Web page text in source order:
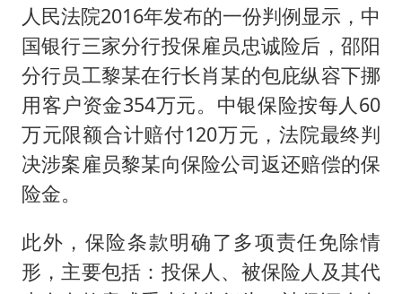
人民法院2016年发布的一份判例显示，中
国银行三家分行投保雇员忠诚险后，邵阳
分行员工黎某在行长肖某的包庇纵容下挪
用客户资金354万元。中银保险按每人60
万元限额合计赔付120万元，法院最终判
决涉案雇员黎某向保险公司返还赔偿的保
险金。
此外，保险条款明确了多项责任免除情
形，主要包括：投保人、被保险人及其代